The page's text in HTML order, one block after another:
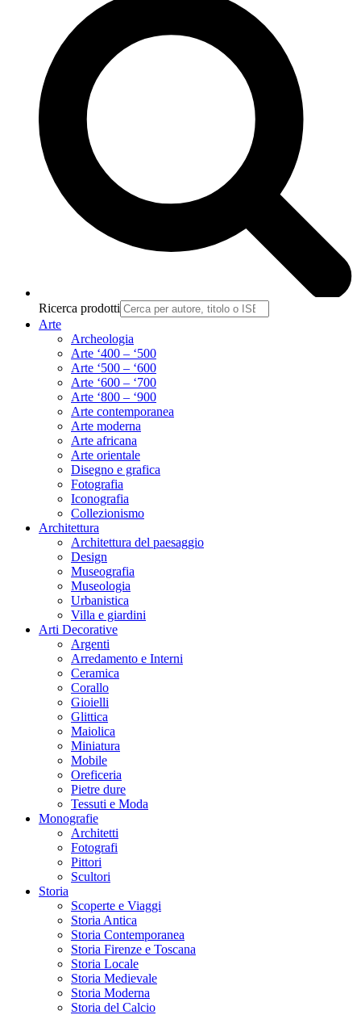
Ricerca prodotti
Arte
Archeologia
Arte ‘400 – ‘500
Arte ‘500 – ‘600
Arte ‘600 – ‘700
Arte ‘800 – ‘900
Arte contemporanea
Arte moderna
Arte africana
Arte orientale
Disegno e grafica
Fotografia
Iconografia
Collezionismo
Architettura
Architettura del paesaggio
Design
Museografia
Museologia
Urbanistica
Villa e giardini
Arti Decorative
Argenti
Arredamento e Interni
Ceramica
Corallo
Gioielli
Glittica
Maiolica
Miniatura
Mobile
Oreficeria
Pietre dure
Tessuti e Moda
Monografie
Architetti
Fotografi
Pittori
Scultori
Storia
Scoperte e Viaggi
Storia Antica
Storia Contemporanea
Storia Firenze e Toscana
Storia Locale
Storia Medievale
Storia Moderna
Storia del Calcio